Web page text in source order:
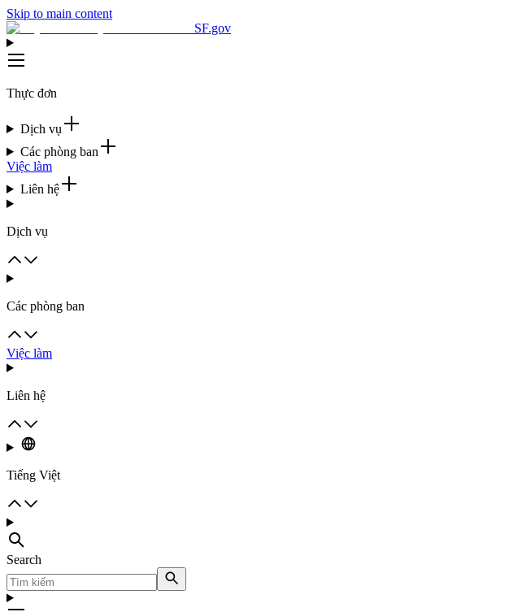
Skip to main content
SF.gov
Thực đơn
Dịch vụ
Các phòng ban
Việc làm
Liên hệ
Dịch vụ
Các phòng ban
Việc làm
Liên hệ
Tiếng Việt
Search